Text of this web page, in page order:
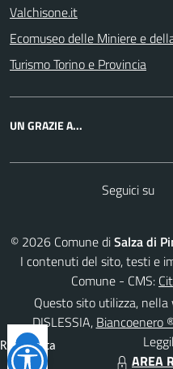
Valchisone.it
Ecomuseo delle Miniere e
Turismo Torino e Provincia
UN GRAZIE A...
Seguici su
© 2026 Comune diSalza di
I contenuti del sito, testi e
Comune - CMS:
Questo sito utilizza, nella
DISLESSIA, Biancoenero
AREA
Reimposta
tutto